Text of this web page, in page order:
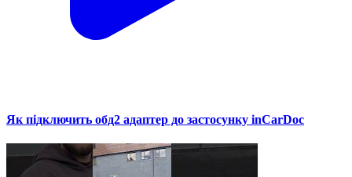
Як підключить обд2 адаптер до застосунку inCarDoc